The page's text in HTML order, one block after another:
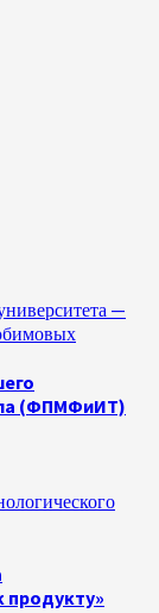
—
(ФПМФиИТ)
продукту»